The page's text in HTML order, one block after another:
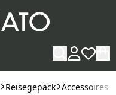
Reisegepäck Accessoires